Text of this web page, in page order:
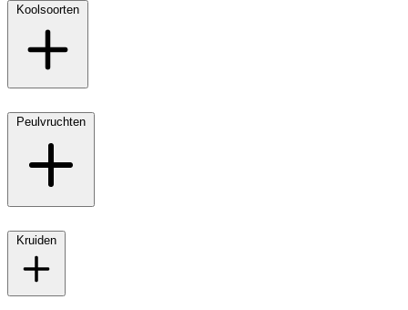
Koolsoorten
Peulvruchten
Kruiden